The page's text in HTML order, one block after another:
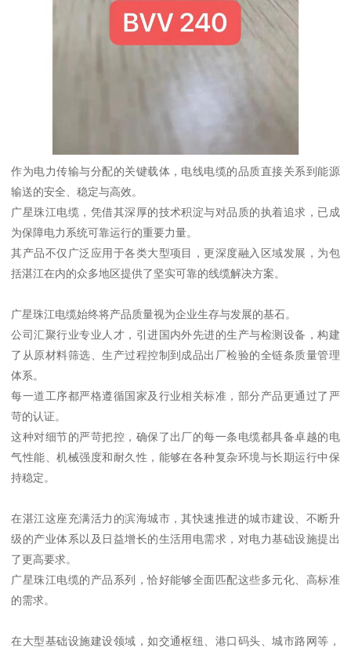
作为电力传输与分配的关键载体，电线电缆的品质直接关系到能源
输送的安全、稳定与高效。
广星珠江电缆，凭借其深厚的技术积淀与对品质的执着追求，已成
为保障电力系统可靠运行的重要力量。
其产品不仅广泛应用于各类大型项目，更深度融入区域发展，为包
括湛江在内的众多地区提供了坚实可靠的线缆解决方案。
广星珠江电缆始终将产品质量视为企业生存与发展的基石。
公司汇聚行业专业人才，引进国内外先进的生产与检测设备，构建
了从原材料筛选、生产过程控制到成品出厂检验的全链条质量管理
体系。
每一道工序都严格遵循国家及行业相关标准，部分产品更通过了严
苛的认证。
这种对细节的严苛把控，确保了出厂的每一条电缆都具备卓越的电
气性能、机械强度和耐久性，能够在各种复杂环境与长期运行中保
持稳定。
在湛江这座充满活力的滨海城市，其快速推进的城市建设、不断升
级的产业体系以及日益增长的生活用电需求，对电力基础设施提出
了更高要求。
广星珠江电缆的产品系列，恰好能够全面匹配这些多元化、高标准
的需求。
在大型基础设施建设领域，如交通枢纽、港口码头、城市路网等，